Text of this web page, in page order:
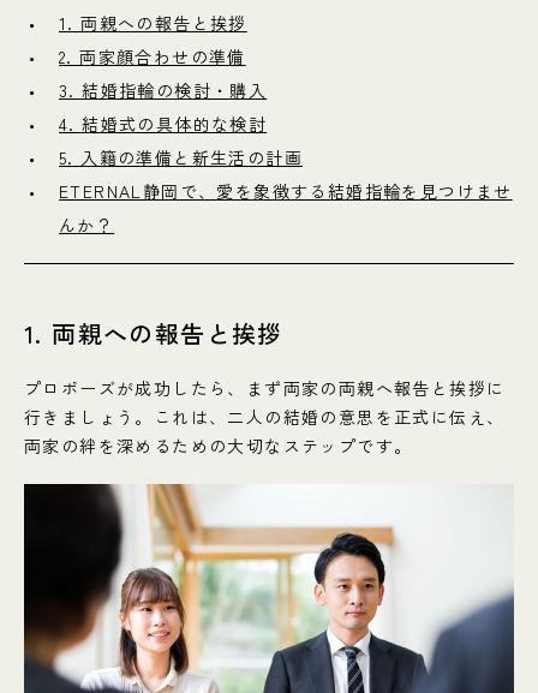
1. 両親への報告と挨拶
2. 両家顔合わせの準備
3. 結婚指輪の検討・購入
4. 結婚式の具体的な検討
5. 入籍の準備と新生活の計画
ETERNAL静岡で、愛を象徴する結婚指輪を見つけませ
んか？
1. 両親への報告と挨拶
プロポーズが成功したら、まず両家の両親へ報告と挨拶に
行きましょう。これは、二人の結婚の意思を正式に伝え、
両家の絆を深めるための大切なステップです。